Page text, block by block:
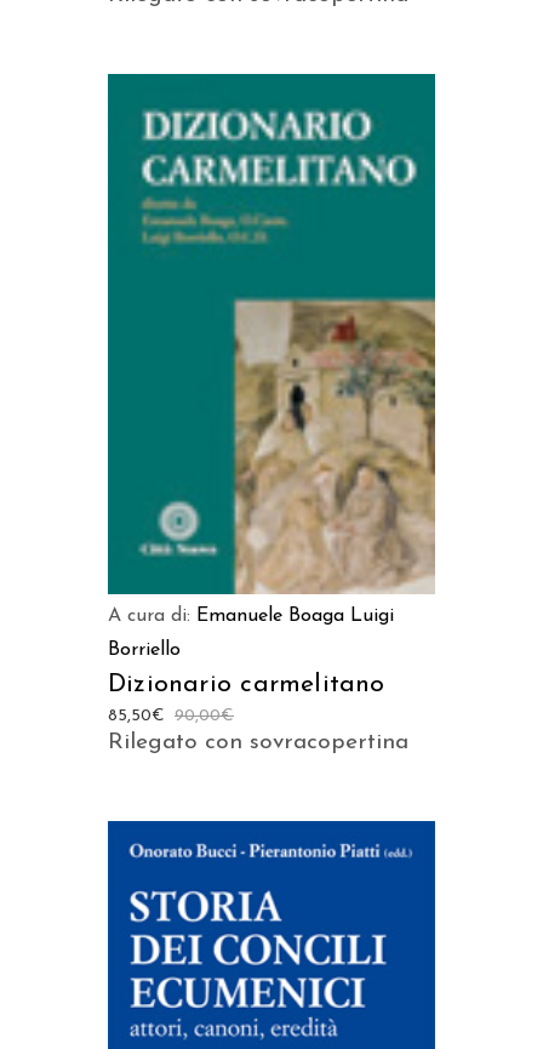
AGGIUNGI AL CARRELLO
A cura di: Emanuele Boaga Luigi
Borriello
Dizionario carmelitano
90,00€
85,50€
Rilegato con sovracopertina